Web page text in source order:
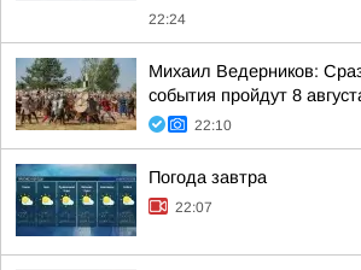
22:24
Михаил Ведерников:
события пройдут 8
22:10
Погода завтра
22:07